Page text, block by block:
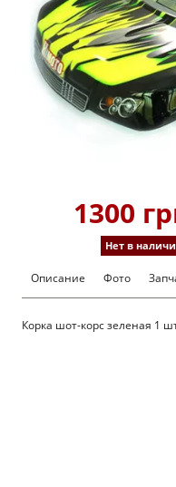
1300
Нет в
Описание Фото
Корка шот-корс зеленая 1